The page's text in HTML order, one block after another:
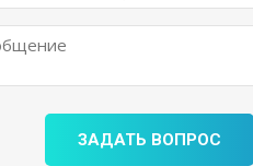
ЗАДАТЬ ВОПРОС